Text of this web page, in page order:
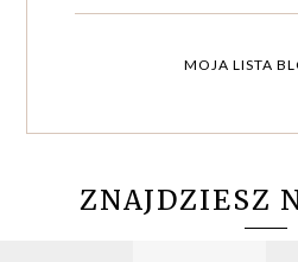
MOJA LISTA
ZNAJDZIESZ